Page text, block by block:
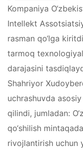
Kompaniya
Intellekt
rasman qo‘lga
tarmoq
darajasini
Shahrіyor
uchrashuvda
qilindi, jumladan:
qo‘shilish
rivojlantirish uchun